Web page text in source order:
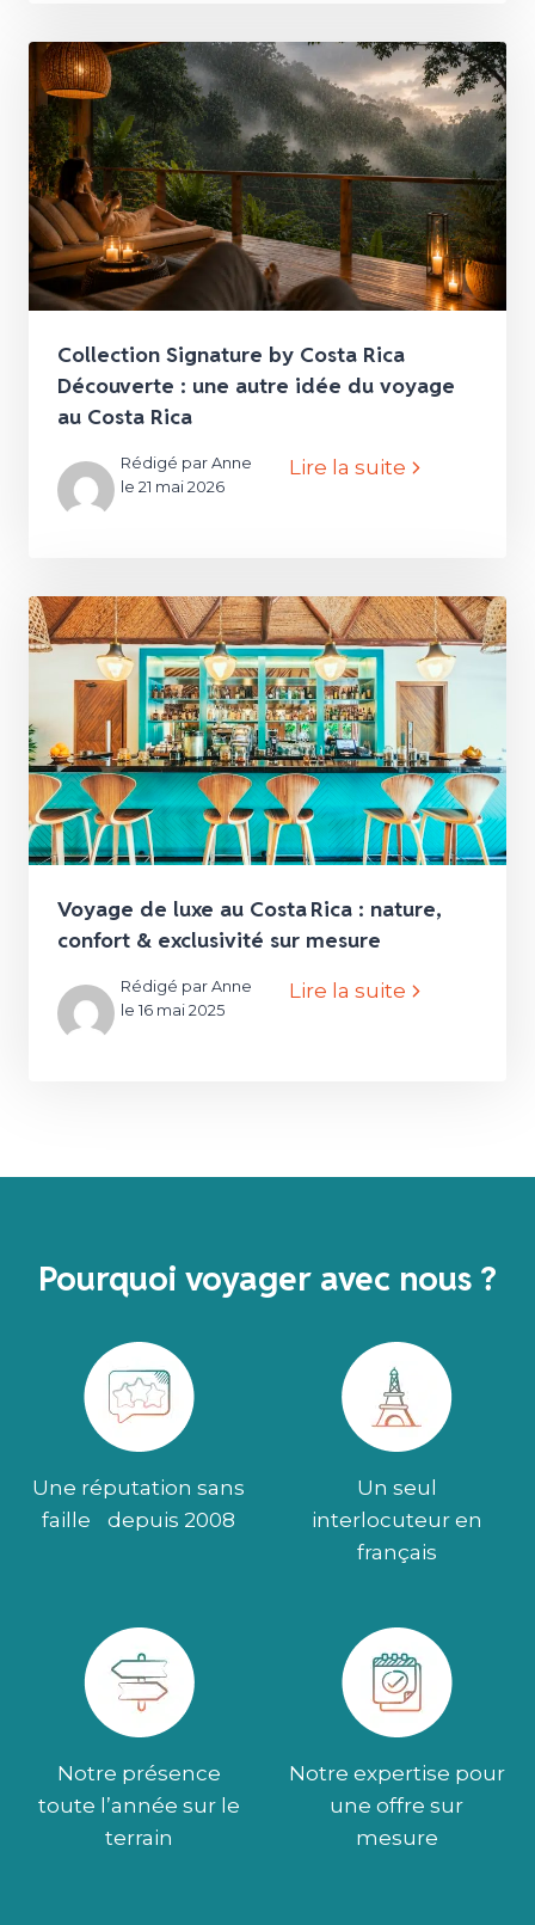
Collection Signature by Costa Rica
Découverte : une autre idée du voyage
au Costa Rica
Rédigé par Anne
le 21 mai 2026
Lire la suite
Voyage de luxe au Costa Rica : nature,
confort & exclusivité sur mesure
Rédigé par Anne
le 16 mai 2025
Lire la suite
Pourquoi voyager avec nous ?
Une réputation sans
faille depuis 2008
Un seul
interlocuteur en
français
Notre présence
toute l’année sur le
terrain
Notre expertise pour
une offre sur
mesure